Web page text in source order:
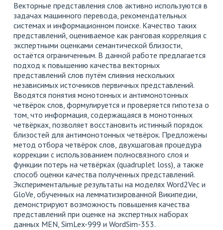
Векторные представления слов активно используются в
задачах машинного перевода, рекомендательных
системах и информационном поиске. Качество таких
представлений, оцениваемое как ранговая корреляция с
экспертными оценками семантической близости,
остаётся ограниченным. В данной работе предлагается
подход к повышению качества векторных
представлений слов путём слияния нескольких
независимых источников первичных представлений.
Вводятся понятия монотонных и антимонотонных
четвёрок слов, формулируется и проверяется гипотеза о
том, что информация, содержащаяся в монотонных
четвёрках, позволяет восстановить истинный порядок
близостей для антимонотонных четвёрок. Предложены
метод отбора четвёрок слов, двухшаговая процедура
коррекции с использованием полносвязного слоя и
функции потерь на четвёрках (quadruplet loss), а также
способ оценки качества полученных представлений.
Экспериментальные результаты на моделях Word2Vec и
GloVe, обученных на лемматизированной Википедии,
демонстрируют возможность повышения качества
представлений при оценке на экспертных наборах
данных MEN, SimLex-999 и WordSim-353.